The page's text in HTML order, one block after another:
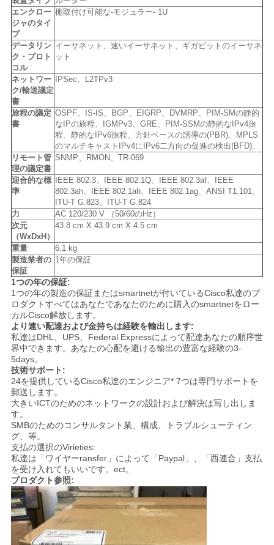
リ
シ
ー
エンクロー
ジャのタイ
プ
棚取付け可能な-モジュラー- 1U
データリン
ク・プロト
コル
イーサネット、速いイーサネット、ギガビットのイーサネ
ット
ネットワー
ク/輸送議定
書
IPSec、L2TPv3
旅程の議定
書
OSPF、IS-IS、BGP、EIGRP、DVMRP、PIM-SMの静的
なIPの旅程、IGMPv3、GRE、PIM-SSMの静的なIPv4旅
程、静的なIPv6旅程、方針ベースの誘導の(PBR)、MPLS
のマルチキャストIPv4にIPv6二方向の促進の検出(BFD)、
リモート管
理の議定書
SNMP、RMON、TR-069
迎合的な標
準
IEEE 802.3、IEEE 802.1Q、IEEE 802.3af、IEEE
802.3ah、IEEE 802.1ah、IEEE 802.1ag、ANSI T1.101、
ITU-T G.823、ITU-T G.824
力
AC 120/230 V （50/60のHz）
次元
（WxDxH）
43.8 cm X 43.9 cm X 4.5 cm
重量
6.1 kg
製造業者の
保証
1年の保証
1つの年の保証:
1つの年の製造の保証またはsmartnetが付いているCisco私達のプ
ロダクトすべてはあなたであなたのために購入のsmartnetをロー
カルCisco解放します。
より速い配達および金持ちは経験を輸出します:
私達はDHL、UPS、Federal Expressによって配達あなたの順序世
界中できます。あなたの心配を避ける輸出の豊富な経験の3-
5days。
技術サポート:
24を提供しているCisco私達のエンジニア* 7つは専門サポートを
郵送します。
大きいICTのためのネットワークの設計および解決は写し出しま
す。
SMBのためのコンサルタント業、構成、トラブルシューティン
グ、等。
支払の選択のVirieties:
私達は「ワイヤーransfer」によって「Paypal」、「西連合」支払
を受け入れてもいいです。ect。
プロダクト参照: